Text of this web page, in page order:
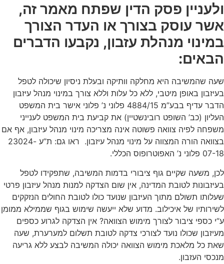
ולעניין פסק הדין שפתח מאמר זה,
אשר עוסק בצורך או העדר הצורך
במינוי מנהלת עזבון, נקבעו הדברים
הבאים:
שעה שהמשיבה היא מחלקה וותיקה ובעלת ניסיון שיכולה לטפל
בעיזבון באופן מיטבי, ללא כל עלות וללא צורך במינוי מנהל עיזבון
הדבר עדיף בבע”מ 4884/15 פלוני נ’ פלוני אישר בית המשפט
העליון (כב’ השופט רובינשטיין) את קביעת בית המשפט לענייני
משפחה לפיה צוואה פשוטה אינה מצריכה מינוי מנהל עיזבון, אף אם
בצוואה הורה המצווה על מינוי מנהל עיזבון. ראו גם: ת”ע 23024-
07-18 פלוני נ’ האפוטרופוס הכללי.
לכן, משעה שקיים גוף ציבורי בדמות המשיבה, שתפקידו לטפל
בעיזבונות לטובת המדינה, אין שום הצדקה למנות מנהל עיזבון פרטי
שעלותו תשולם מתוך העיזבון שנועד כולו לטובת החולים הנזקקים
לשירותיו של איכילוב. מדוע שלא ייעשה שימוש בגוף שממילא ממומן
ע”י כספי ציבור לצורך מימוש הצוואה? אין הצדקה לגרוע כספים
מעיזבון שכולו נועד לצורכי צדקה לטובת תשלום למערערת, שעה
שאת כל מלאכת מימוש הצוואה יכולה המשיבה לבצע ללא גריעה
מנכסי העזבון.